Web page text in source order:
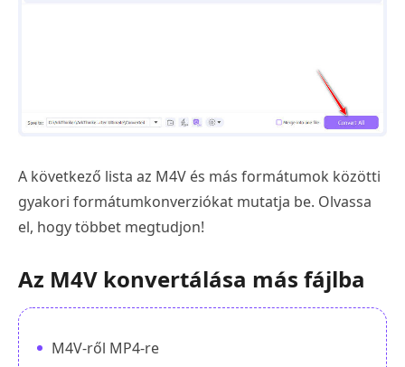
A következő lista az M4V és más formátumok közötti
gyakori formátumkonverziókat mutatja be. Olvassa
el, hogy többet megtudjon!
Az M4V konvertálása más fájlba
M4V-ről MP4-re